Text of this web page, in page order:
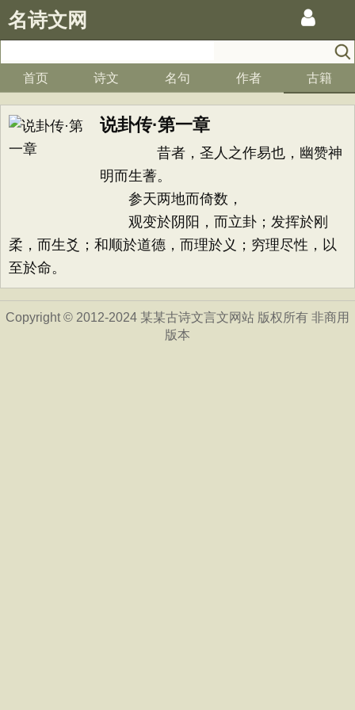
名诗文网
首页 诗文 名句 作者 古籍
说卦传·第一章
昔者，圣人之作易也，幽赞神
明而生蓍。
参天两地而倚数，
观变於阴阳，而立卦；发挥於刚
柔，而生爻；和顺於道德，而理於义；穷理尽性，以
至於命。
Copyright © 2012-2024 某某古诗文言文网站 版权所有 非商用
版本